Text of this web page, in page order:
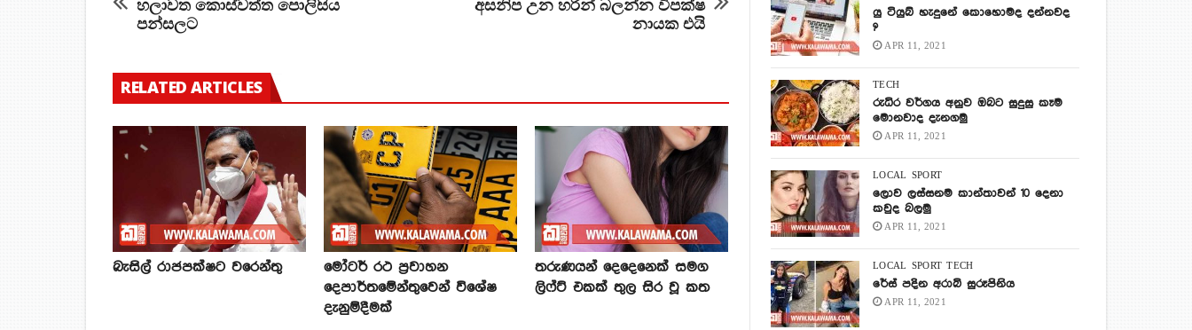
හලාවත කොස්වත්ත පොලිසිය
පන්සලට
අසනිප උන හරින් බලන්න විපක්ෂ
නායක එයි
RELATED ARTICLES
බැසිල් රාජපක්ෂට වරෙන්තු
මෝටර් රථ ප්‍රවාහන
දෙපාර්තමේන්තුවෙන් විශේෂ
දැනුම්දීමක්
තරුණයන් දෙදෙනෙක් සමග
ලිෆ්ට් එකක් තුල සිර වූ කත
යු ටියුබ් හැදුනේ කොහොමද දන්නවද
?
APR 11, 2021
TECH
රුධිර වර්ගය අනුව ඔබට සුදුසු කෑම
මොනවාද දැනගමු
APR 11, 2021
LOCAL SPORT
ලොව ලස්සනම කාන්තාවන් 10 දෙනා
කවුද බලමු
APR 11, 2021
LOCAL SPORT TECH
රේස් පදින අරාබි සුරූපිනිය
APR 11, 2021